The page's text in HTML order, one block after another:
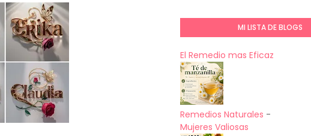
MI LISTA DE BLOGS
El Remedio mas Eficaz
Remedios Naturales -
Mujeres Valiosas